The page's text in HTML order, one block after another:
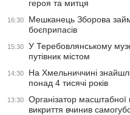
героя та митця
16:30
Мешканець Зборова
боєприпасів
15:30
У Теребовлянському
путівник містом
14:30
На Хмельниччині
понад 4 тисячі років
13:30
Організатор масштабної
викриття вчинив